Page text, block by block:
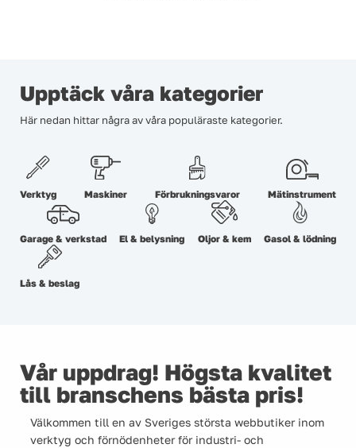
Upptäck våra kategorier
Här nedan hittar några av våra populäraste kategorier.
Verktyg Maskiner Förbrukningsvaror Mätinstrument
Garage & verkstad El & belysning Oljor & kem Gasol & lödning
Lås & beslag
Vår uppdrag! Högsta kvalitet
till branschens bästa pris!
Välkommen till en av Sveriges största webbutiker inom
verktyg och förnödenheter för industri- och